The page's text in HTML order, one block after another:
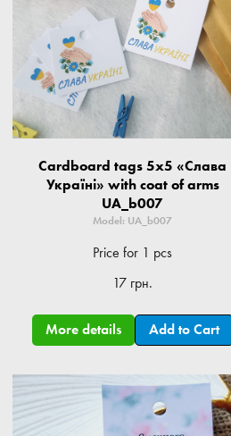
Cardboard tags 5x5 «Слава
Україні» with coat of arms
UA_b007
Model: UA_b007
Price for 1 pcs
17 грн.
More details Add to Cart